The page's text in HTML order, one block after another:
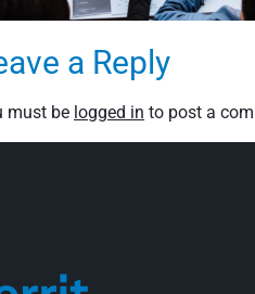
a Reply
must be logged in to post a